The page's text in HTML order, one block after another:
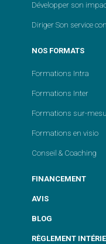
Développer son
Diriger Son service
NOS FORMATS
Formations Intra
Formations Inter
Formations sur-
Formations en visio
Conseil & Coaching
FINANCEMENT
AVIS
BLOG
RÈGLEMENT